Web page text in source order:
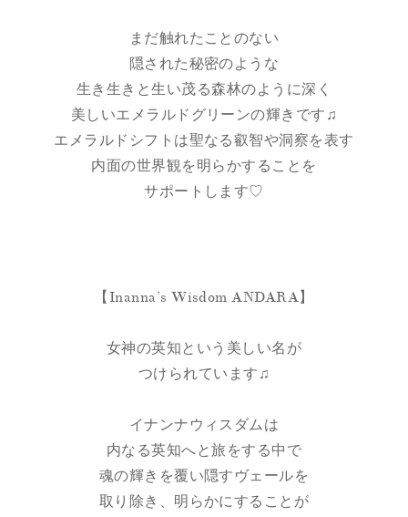
まだ触れたことのない
隠された秘密のような
生き生きと生い茂る森林のように深く
美しいエメラルドグリーンの輝きです♫
エメラルドシフトは聖なる叡智や洞察を表す
内面の世界観を明らかすることを
サポートします♡
【Inanna’s Wisdom ANDARA】
女神の英知という美しい名が
つけられています♫
イナンナウィスダムは
内なる英知へと旅をする中で
魂の輝きを覆い隠すヴェールを
取り除き、明らかにすることが